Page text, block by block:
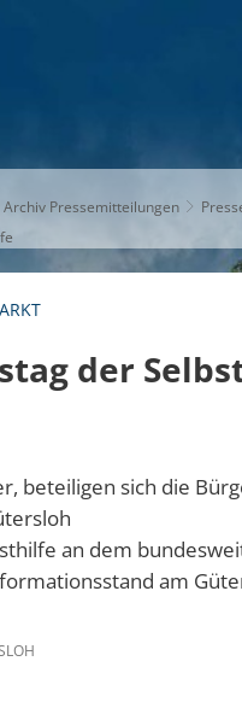
Archiv Pressemitteilungen
der
beteiligen sich die
an dem
am